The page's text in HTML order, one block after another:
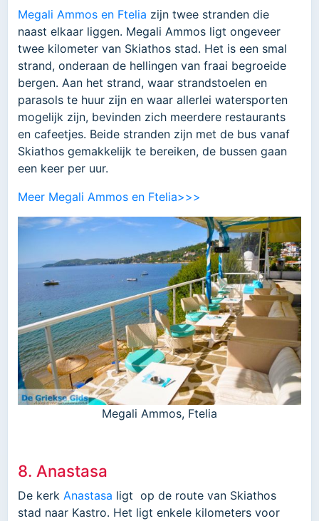
Megali Ammos en Ftelia zijn twee stranden die
naast elkaar liggen. Megali Ammos ligt ongeveer
twee kilometer van Skiathos stad. Het is een smal
strand, onderaan de hellingen van fraai begroeide
bergen. Aan het strand, waar strandstoelen en
parasols te huur zijn en waar allerlei watersporten
mogelijk zijn, bevinden zich meerdere restaurants
en cafeetjes. Beide stranden zijn met de bus vanaf
Skiathos gemakkelijk te bereiken, de bussen gaan
een keer per uur.
Meer Megali Ammos en Ftelia>>>
Megali Ammos, Ftelia
8. Anastasa
De kerk Anastasa ligt op de route van Skiathos
stad naar Kastro. Het ligt enkele kilometers voor